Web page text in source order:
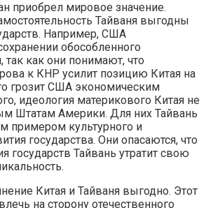
приобрел мировое значение.
Тайваня выгодны
Например, США
обособленного
так как они понимают, что
к КНР усилит позицию Китая на
грозит США экономическим
идеология материкового Китая не
Штатам Америки. Для них Тайвань
примером культурного и
государства. Они опасаются, что
государств Тайвань утратит свою
Китая и Тайваня выгодно. Этот
на сторону отечественного